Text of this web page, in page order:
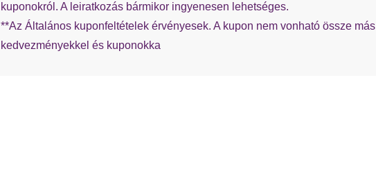
kuponokról. A leiratkozás bármikor ingyenesen lehetséges.
**Az Általános kuponfeltételek érvényesek. A kupon nem vonható össze más
kedvezményekkel és kuponokka